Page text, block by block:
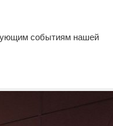
событиям нашей